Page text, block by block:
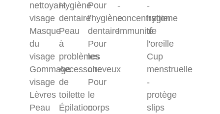
nettoyant
visage
Masque
du
visage
Gommage
visage
Lèvres
Peau
Hygiène
dentaire
Peau
à
problèmes
Accessoire
de
toilette
Épilation
Pour
l'hygiène
dentaire
Pour
les
cheveux
Pour
le
corps
-
concentration
Immunité
-
hygiene
de
l'oreille
Cup
menstruelle
-
protège
slips